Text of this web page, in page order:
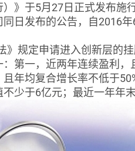
）》于5月27日正式发布施
日发布的公告，自2016
规定申请进入创新层的挂
：第一，近两年连续盈利
且年均复合增长率不低于
不少于6亿元；最近一年年